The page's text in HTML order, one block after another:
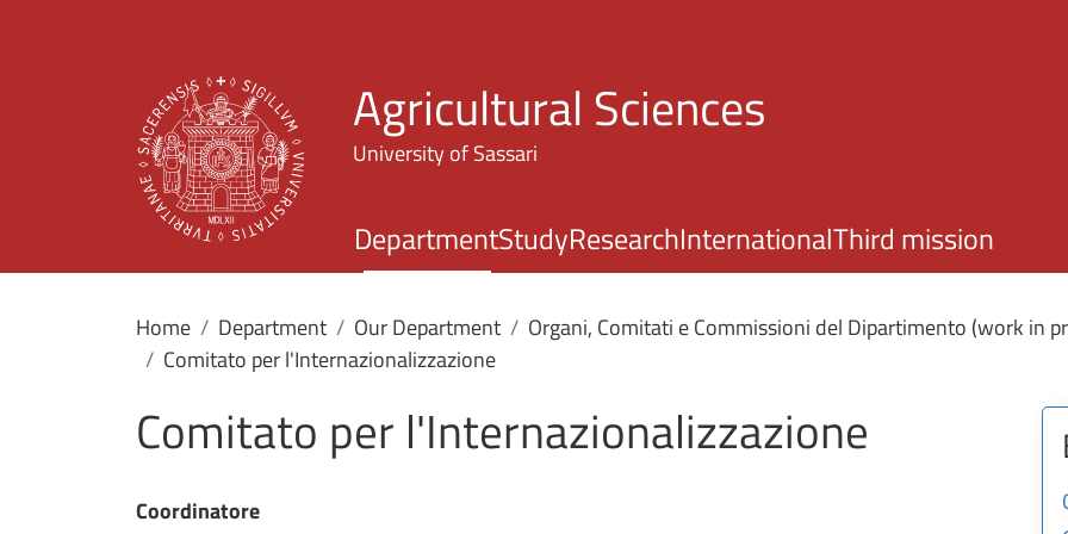
Agricultural Sciences
University of Sassari
DepartmentStudyResearchInternationalThird mission
Home Department Our Department
Organi, Comitati e Commissioni del Dipartimento (work in
Comitato per l'Internazionalizzazione
Comitato per l'Internazionalizzazione
Coordinatore